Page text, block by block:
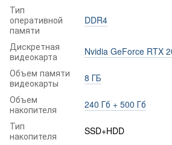
Тип
оперативной
памяти
DDR4
Дискретная
видеокарта
Nvidia GeForce RTX
Объем памяти
видеокарты
8 ГБ
Объем
накопителя
240 Гб + 500 Гб
Тип
накопителя
SSD+HDD